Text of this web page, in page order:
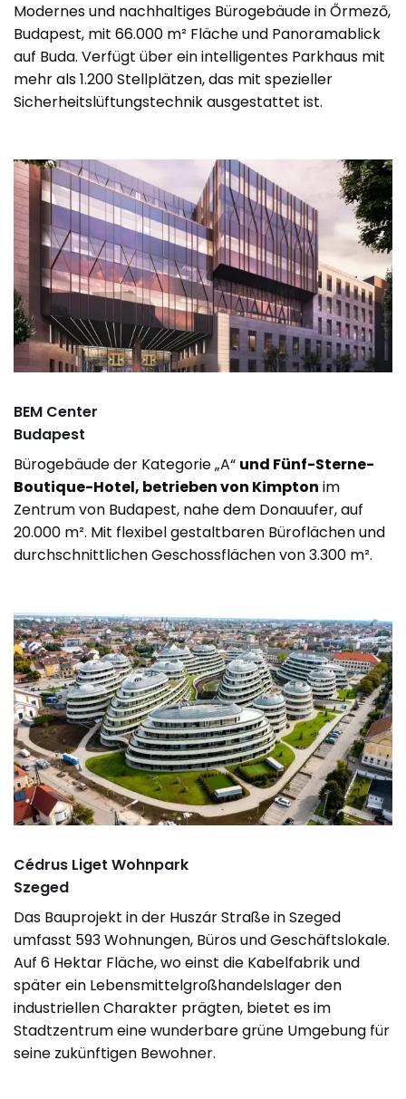
Modernes und nachhaltiges Bürogebäude in Őrmező,
Budapest, mit 66.000 m² Fläche und Panoramablick
auf Buda. Verfügt über ein intelligentes Parkhaus mit
mehr als 1.200 Stellplätzen, das mit spezieller
Sicherheitslüftungstechnik ausgestattet ist.
BEM Center
Budapest
Bürogebäude der Kategorie „A“ und Fünf-Sterne-
Boutique-Hotel, betrieben von Kimpton im
Zentrum von Budapest, nahe dem Donauufer, auf
20.000 m². Mit flexibel gestaltbaren Büroflächen und
durchschnittlichen Geschossflächen von 3.300 m².
Cédrus Liget Wohnpark
Szeged
Das Bauprojekt in der Huszár Straße in Szeged
umfasst 593 Wohnungen, Büros und Geschäftslokale.
Auf 6 Hektar Fläche, wo einst die Kabelfabrik und
später ein Lebensmittelgroßhandelslager den
industriellen Charakter prägten, bietet es im
Stadtzentrum eine wunderbare grüne Umgebung für
seine zukünftigen Bewohner.